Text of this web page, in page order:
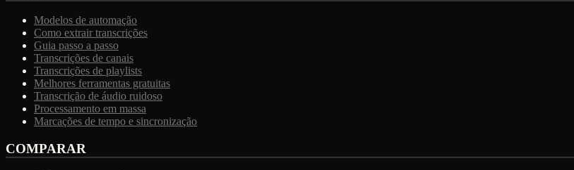
Modelos de automação
Como extrair transcrições
Guia passo a passo
Transcrições de canais
Transcrições de playlists
Melhores ferramentas gratuitas
Transcrição de áudio ruidoso
Processamento em massa
Marcações de tempo e sincronização
COMPARAR